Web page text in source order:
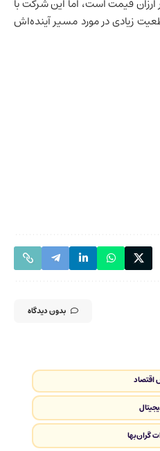
زیادی در مورد مسیر آینده‌اش
بدون دیدگاه
اقتصاد
گران‌بها